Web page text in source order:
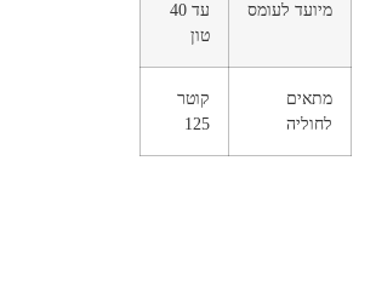
מיועד לעומס
עד 40
טון
מתאים
לחוליה
קוטר
125